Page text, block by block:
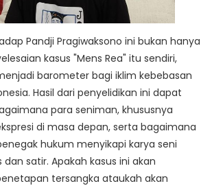
Pandji Pragiwaksono ini bukan hanya
kasus "Mens Rea" itu sendiri,
barometer bagi iklim kebebasan
Hasil dari penyelidikan ini dapat
para seniman, khususnya
di masa depan, serta bagaimana
hukum menyikapi karya seni
satir. Apakah kasus ini akan
tersangka ataukah akan